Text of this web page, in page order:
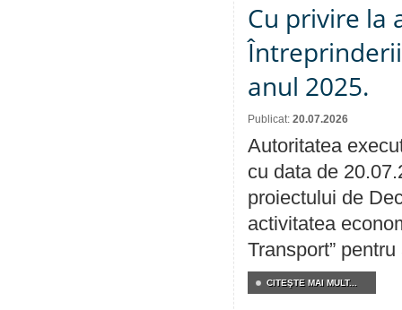
Cu privire la
anul 2025.
Publicat: 20.07.2026
Autoritatea
cu data de
proiectului de
activitatea
Transport” pentru
CITEŞTE MAI MULT...